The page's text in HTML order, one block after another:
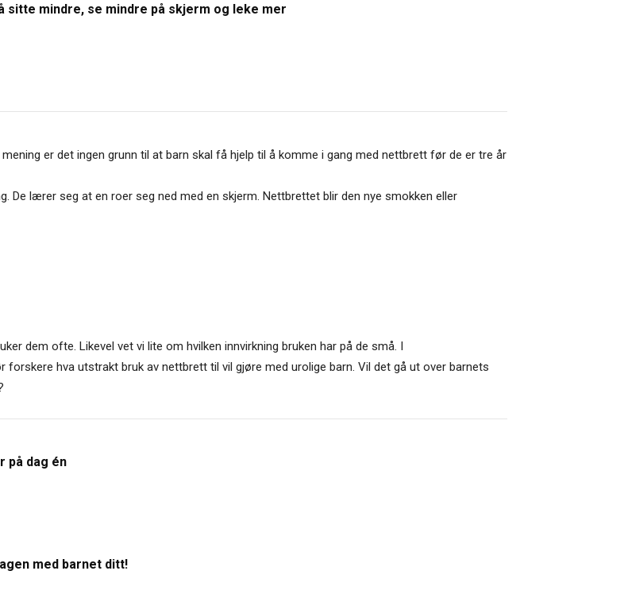
sitte mindre, se mindre på skjerm og leke mer
er det ingen grunn til at barn skal få hjelp til å komme i gang med nettbrett før de er tre år
De lærer seg at en roer seg ned med en skjerm. Nettbrettet blir den nye smokken eller
dem ofte. Likevel vet vi lite om hvilken innvirkning bruken har på de små. I
forskere hva utstrakt bruk av nettbrett til vil gjøre med urolige barn. Vil det gå ut over barnets
på dag én
med barnet ditt!